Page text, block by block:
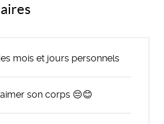
mois et jours personnels
son corps 😔😊